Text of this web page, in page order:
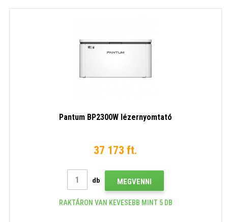
Pantum BP2300W lézernyomtató
37 173 ft.
db MEGVENNI
RAKTÁRON VAN KEVESEBB MINT 5 DB